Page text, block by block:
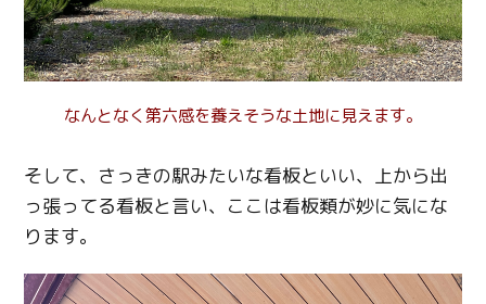
なんとなく第六感を養えそうな土地に見えます。
そして、さっきの駅みたいな看板といい、上から出
っ張ってる看板と言い、ここは看板類が妙に気にな
ります。